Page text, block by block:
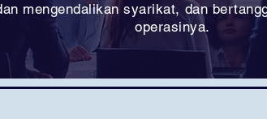
mengendalikan syarikat, dan
operasinya.